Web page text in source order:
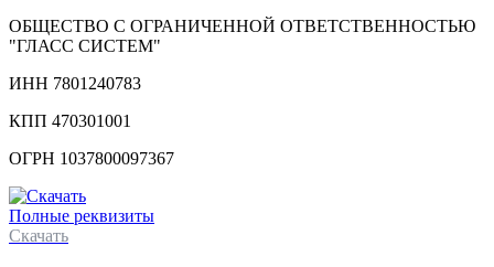
ОБЩЕСТВО С ОГРАНИЧЕННОЙ ОТВЕТСТВЕННОСТЬЮ
"ГЛАСС СИСТЕМ"
ИНН 7801240783
КПП 470301001
ОГРН 1037800097367
Полные реквизиты
Скачать